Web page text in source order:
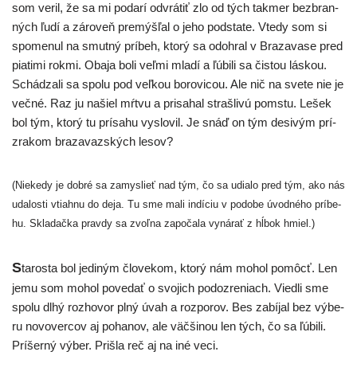
som veril, že sa mi poda­rí odvrá­tiť zlo od tých tak­mer bez­bran­
ných ľudí a záro­veň pre­mýš­ľal o jeho pod­sta­te. Vtedy som si
spo­me­nul na smut­ný prí­beh, kto­rý sa odo­hral v Brazavase pred
pia­ti­mi rok­mi. Obaja boli veľ­mi mla­dí a ľúbi­li sa čis­tou lás­kou.
Schádzali sa spo­lu pod veľ­kou boro­vi­cou. Ale nič na sve­te nie je
več­né. Raz ju našiel mŕt­vu a pri­sa­hal straš­li­vú pomstu. Lešek
bol tým, kto­rý tu prí­sa­hu vyslo­vil. Je snáď on tým desi­vým prí­
zra­kom bra­za­vaz­ských lesov?
(Niekedy je dob­ré sa zamys­lieť nad tým, čo sa udia­lo pred tým, ako nás
uda­los­ti vtiah­nu do deja. Tu sme mali indí­ciu v podo­be úvod­né­ho prí­be­
hu. Skladačka prav­dy sa zvoľ­na zapo­ča­la vyná­rať z hĺbok hmiel.)
Staros­ta bol jedi­ným člo­ve­kom, kto­rý nám mohol pomôcť. Len
jemu som mohol pove­dať o svo­jich podoz­re­niach. Viedli sme
spo­lu dlhý roz­ho­vor plný úvah a roz­po­rov. Bes zabí­jal bez výbe­
ru novo­ver­cov aj poha­nov, ale väč­ši­nou len tých, čo sa ľúbi­li.
Príšerný výber. Prišla reč aj na iné veci.